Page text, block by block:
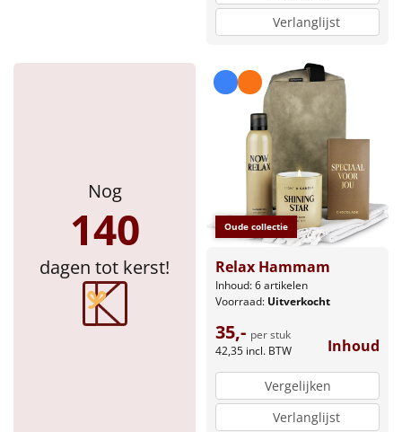
Verlanglijst
Nog
140
dagen tot kerst!
Oude collectie
Relax Hammam
Inhoud: 6 artikelen
Voorraad: Uitverkocht
35,- per stuk
42,35 incl. BTW Inhoud
Vergelijken
Verlanglijst